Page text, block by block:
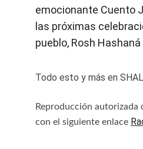
emocionante Cuento
las próximas
pueblo, Rosh Hashaná
Todo esto y más en
Reproducción
con el siguiente enlace